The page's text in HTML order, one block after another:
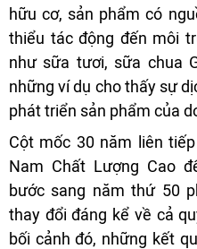
hữu cơ, sản phẩm có
thiểu tác động đến môi
như sữa tươi, sữa chua
những ví dụ cho thấy sự
phát triển sản phẩm của
Cột mốc 30 năm liên
Nam Chất Lượng Cao
bước sang năm thứ 50
thay đổi đáng kể về cả
bối cảnh đó, những kết